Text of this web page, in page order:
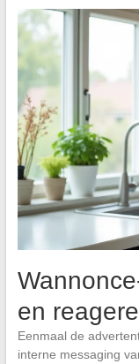
en
Eenmaal de
interne messaging